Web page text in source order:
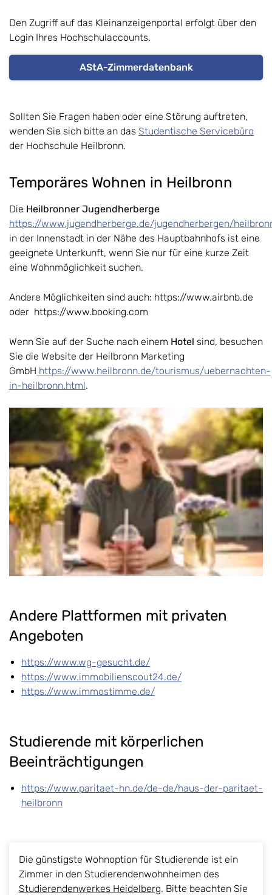
Den Zugriff auf das Kleinanzeigenportal erfolgt über den
Login Ihres Hochschulaccounts.
AStA-Zimmerdatenbank
Sollten Sie Fragen haben oder eine Störung auftreten,
wenden Sie sich bitte an das Studentische Servicebüro
der Hochschule Heilbronn.
Temporäres Wohnen in Heilbronn
Die Heilbronner Jugendherberge
https://www.jugendherberge.de/jugendherbergen/
in der Innenstadt in der Nähe des Hauptbahnhofs ist eine
geeignete Unterkunft, wenn Sie nur für eine kurze Zeit
eine Wohnmöglichkeit suchen.
Andere Möglichkeiten sind auch: https://www.airbnb.de
oder https://www.booking.com
Wenn Sie auf der Suche nach einem Hotel sind, besuchen
Sie die Website der Heilbronn Marketing
GmbH https://www.heilbronn.de/tourismus/uebernachten-
in-heilbronn.html.
Andere Plattformen mit privaten
Angeboten
https://www.wg-gesucht.de/
https://www.immobilienscout24.de/
https://www.immostimme.de/
Studierende mit körperlichen
Beeinträchtigungen
https://www.paritaet-hn.de/de-de/haus-der-paritaet-
heilbronn
Die günstigste Wohnoption für Studierende ist ein
Zimmer in den Studierendenwohnheimen des
Studierendenwerkes Heidelberg. Bitte beachten Sie